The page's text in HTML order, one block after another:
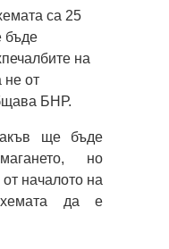
са 25
бъде
на
не от
БНР.
ще бъде
но
началото на
да е